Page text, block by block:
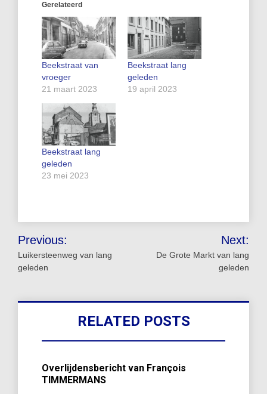
Gerelateerd
Beekstraat van
vroeger
21 maart 2023
Beekstraat lang
geleden
19 april 2023
Beekstraat lang
geleden
23 mei 2023
Bericht
navigatie
Previous:
Luikersteenweg van lang
geleden
Next:
De Grote Markt van lang
geleden
RELATED POSTS
Overlijdensbericht van François
TIMMERMANS